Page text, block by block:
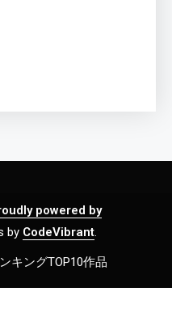
powered by
by CodeVibrant.
キングTOP10作品